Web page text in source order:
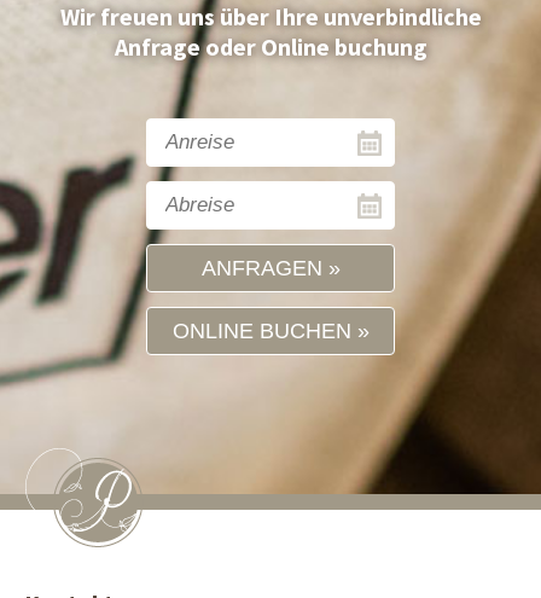
Wir freuen uns über Ihre unverbindliche
Anfrage oder Online buchung
ANFRAGEN
ONLINE BUCHEN